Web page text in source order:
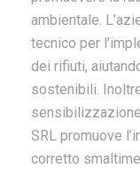
ambientale.
tecnico per
dei rifiuti,
sostenibili.
SRL promuove
corretto